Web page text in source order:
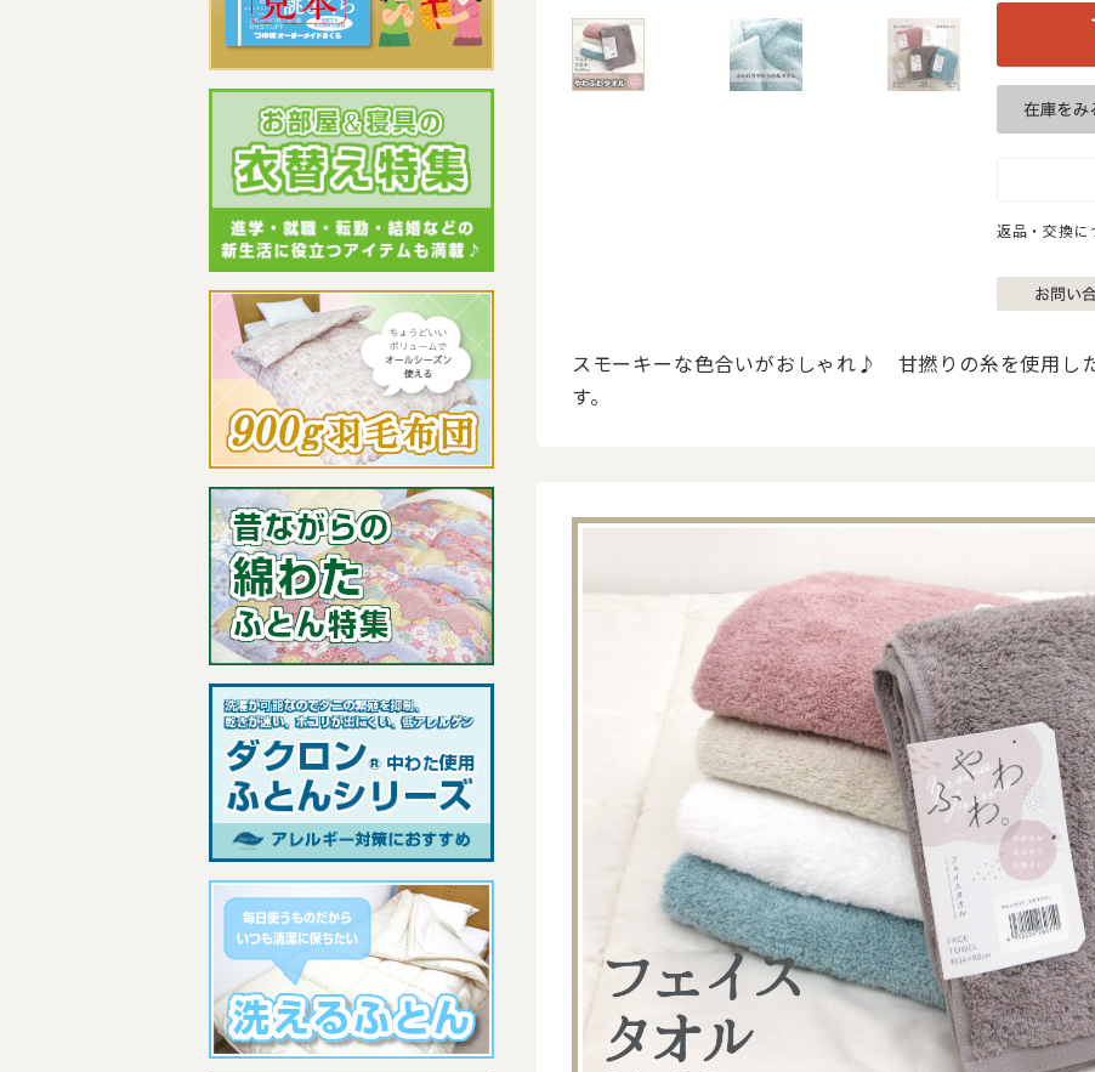
返品・交換に
スモーキーな色合いがおしゃれ♪ 甘撚りの糸を使用し
す。